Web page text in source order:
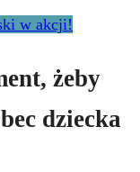
w akcji!
żeby
dziecka